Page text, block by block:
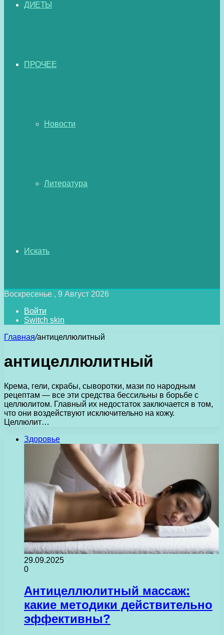
ДИЕТЫ
ПРОЧЕЕ
Новости
Литература
Искать
Воскресенье , 9 Август 2026
Войти
Switch skin
Главная/антицеллюлитный
антицеллюлитный
Крема, гели, скрабы, сыворотки, мази по народным
рецептам — все эти средства бессильны в борьбе с
целлюлитом. Главный их недостаток заключается в том,
что они воздействуют исключительно на кожу.
Целлюлит…
Здоровье
29.09.2025
0
Антицеллюлитный массаж:
какие методики действительно
эффективны?